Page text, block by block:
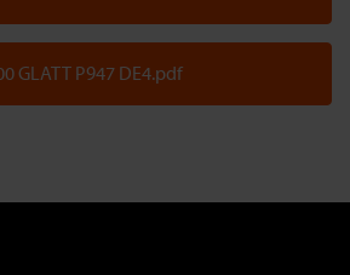
GLATT P947 DE4.pdf